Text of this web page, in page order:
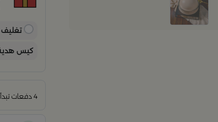
تغليف
كيس
4 دفعات تبدأ من